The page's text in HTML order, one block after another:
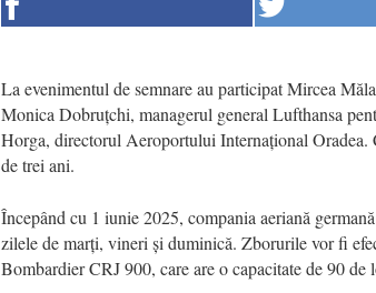
La evenimentul de semnare au participat Mircea
Monica Dobruțchi, managerul general Lufthansa
Horga, directorul Aeroportului Internațional Oradea.
de trei ani.
Începând cu 1 iunie 2025, compania aeriană
zilele de marți, vineri și duminică. Zborurile vor fi
Bombardier CRJ 900, care are o capacitate de 90